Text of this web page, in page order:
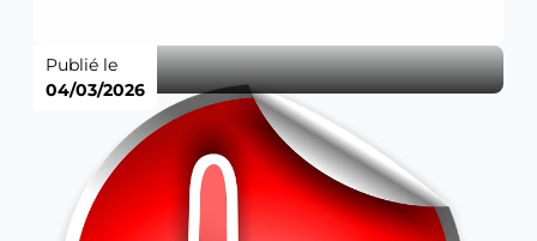
Publié le
04/03/2026